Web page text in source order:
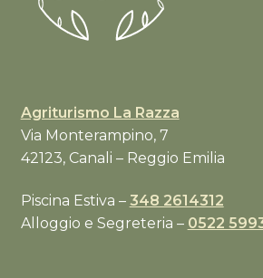
Agriturismo La Razza
Via Monterampino, 7
42123, Canali – Reggio Emilia
Piscina Estiva – 348 2614312
Alloggio e Segreteria – 0522